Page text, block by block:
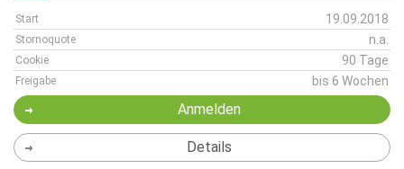
Start 19.09.2018
Stornoquote n.a.
Cookie 90 Tage
Freigabe bis 6 Wochen
Anmelden
Details